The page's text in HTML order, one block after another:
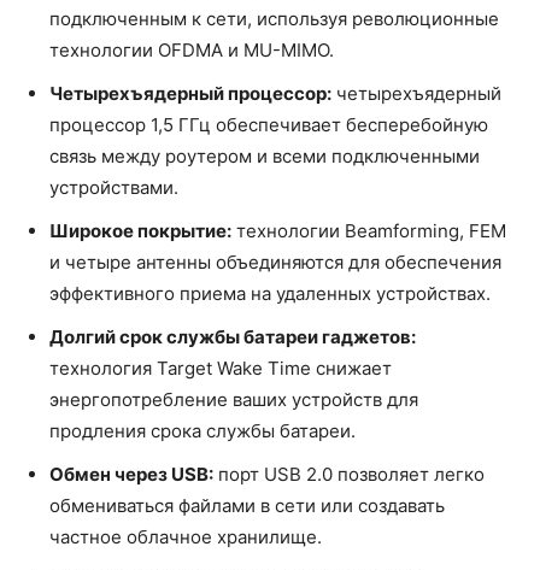
подключенным к сети, используя революционные
технологии OFDMA и MU-MIMO.
Четырехъядерный процессор: четырехъядерный
процессор 1,5 ГГц обеспечивает бесперебойную
связь между роутером и всеми подключенными
устройствами.
Широкое покрытие: технологии Beamforming, FEM
и четыре антенны объединяются для обеспечения
эффективного приема на удаленных устройствах.
Долгий срок службы батареи гаджетов:
технология Target Wake Time снижает
энергопотребление ваших устройств для
продления срока службы батареи.
Обмен через USB: порт USB 2.0 позволяет легко
обмениваться файлами в сети или создавать
частное облачное хранилище.